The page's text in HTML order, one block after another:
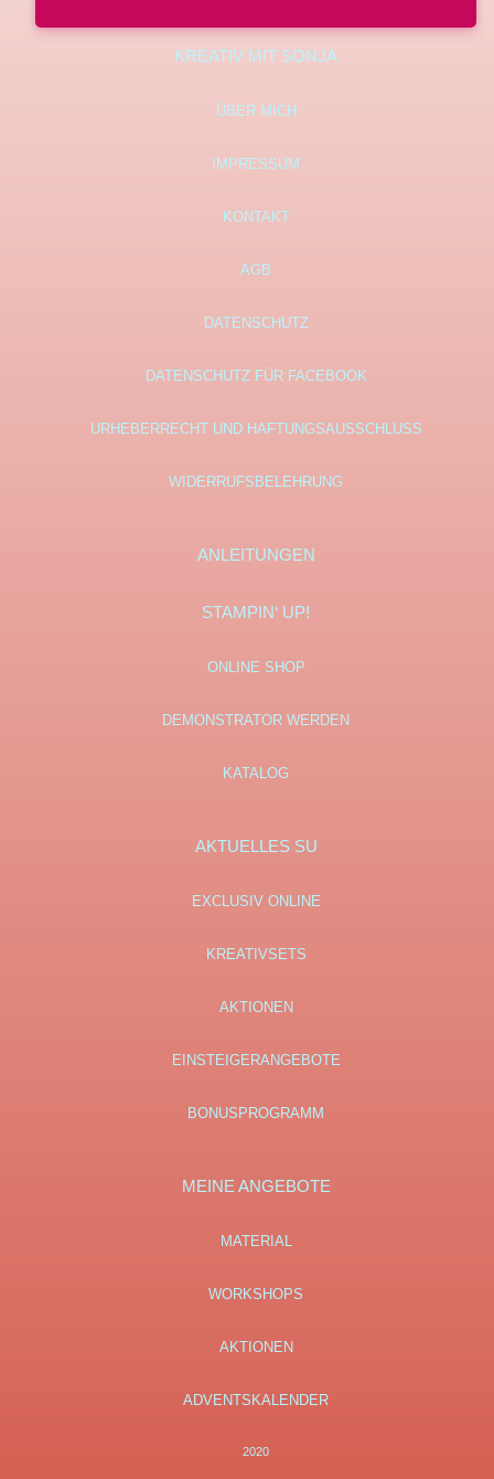
KREATIV MIT SONJA
ÜBER MICH
IMPRESSUM
KONTAKT
AGB
DATENSCHUTZ
DATENSCHUTZ FÜR FACEBOOK
URHEBERRECHT UND HAFTUNGSAUSSCHLUSS
WIDERRUFSBELEHRUNG
ANLEITUNGEN
STAMPIN‘ UP!
ONLINE SHOP
DEMONSTRATOR WERDEN
KATALOG
AKTUELLES SU
EXCLUSIV ONLINE
KREATIVSETS
AKTIONEN
EINSTEIGERANGEBOTE
BONUSPROGRAMM
MEINE ANGEBOTE
MATERIAL
WORKSHOPS
AKTIONEN
ADVENTSKALENDER
2020